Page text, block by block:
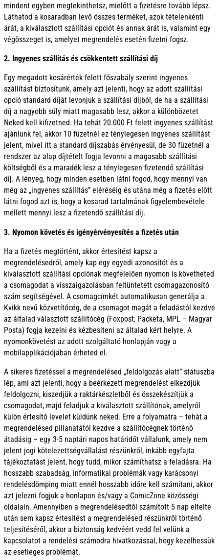
mindent egyben megtekinthetsz, mielőtt a fizetésre tovább lépsz.
Láthatod a kosaradban levő összes terméket, azok tételenkénti
árát, a kiválasztott szállítási opciót és annak árát is, valamint egy
végösszeget is, amelyet megrendelés esetén fizetni fogsz.
2. Ingyenes szállítás és csökkentett szállítási díj
Egy megadott kosárérték felett főszabály szerint ingyenes
szállítást biztosítunk, amely azt jelenti, hogy az adott szállítási
opció standard díját levonjuk a szállítási díjból, de ha a szállítási
díj a nagyobb súly miatt magasabb lesz, akkor a különbözetet
Neked kell kifizetned. Ha tehát 20.000 Ft felett ingyenes szállítást
ajánlunk fel, akkor 10 füzetnél ez ténylegesen ingyenes szállítást
jelent, mivel itt a standard díjszabás érvényesül, de 30 füzetnél a
rendszer az alap díjtételt fogja levonni a magasabb szállítási
költségből és a maradék lesz a ténylegesen fizetendő szállítási
díj. A lényeg, hogy minden esetben látni fogod, hogy mennyi van
még az „ingyenes szállítás” eléréséig és utána még a fizetés előtt
látni fogod azt is, hogy a kosarad tartalmának figyelembevétele
mellett mennyi lesz a fizetendő szállítási díj.
3. Nyomon követés és igényérvényesítés a fizetés után
Ha a fizetés megtörtént, akkor értesítést kapsz a
megrendelésedről, amely kap egy egyedi azonosítót és a
kiválasztott szállítási opciónak megfelelően nyomon is követheted
a csomagodat a visszaigazolásban feltüntetett csomagazonosító
szám segítségével. A csomagcímkét automatikusan generálja a
Kvikk nevű közvetítőcég, de a csomagot magát a feladástól kezdve
az általad választott szállítócég (Foxpost, Packeta, MPL – Magyar
Posta) fogja kezelni és kézbesíteni az általad kért helyre. A
nyomonkövetést az adott szolgáltató honlapján vagy a
mobilapplikációjában érheted el.
A sikeres fizetéssel a megrendelésed „feldolgozás alatt” státuszba
lép, ami azt jelenti, hogy a beérkezett megrendelést elkezdjük
feldolgozni, kiszedjük a raktárkészletből és összekészítjük a
csomagodat, majd feladjuk a kiválasztott szállítónak, amelyről
külön értesítő levelet küldünk neked. Erre a folyamatra – tehát a
megrendelésed pillanatától kezdve a szállítócégnek történő
átadásig – egy 3-5 naptári napos határidőt vállalunk, amely nem
jelent jogi kötelezettségvállalást részünkről, inkább egyfajta
tájékoztatást jelent, hogy tudd, mikor számíthatsz a feladásra. Ha
hosszabb szabadság, informatikai problémák vagy karácsonyi
rendelésdömping miatt ennél hosszabb időre kell számítani, akkor
azt jelezni fogjuk a honlapon és/vagy a ComicZone közösségi
oldalain. Amennyiben a megrendelésedtől számított 5 nap eltelte
után sem kapsz értesítést a megrendelésed részünkről történő
teljesítéséről, akkor a biztonság kedvéért vedd fel velünk a
kapcsolatot a rendelési számodra hivatkozással, hogy kezelhessük
az esetleges problémát.